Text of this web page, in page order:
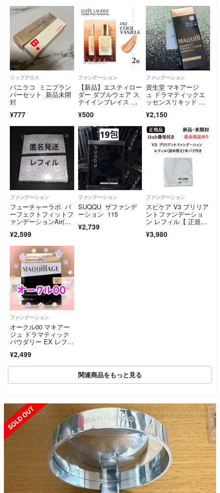
リップグロス
バニラコ ミニプラン
パーセット 新品未開
封
¥777
ファンデーション
【新品】エスティロー
ダー ダブルウェア ス
テイインプレイス メ
ファンデーション ク
ールバニラ 1ml×2枚
¥500
ファンデーション
資生堂 マキアージ
ュ ドラマティックエ
ッセンスリキッド ベ
0(25ml)
¥2,150
ファンデーション
フューチャーラボ パ
ーフェクトフィットフ
ァンデーションAir(レ
シュレ
¥2,599
ファンデーション
SUQQU ザファンデ
ーション 115
¥2,739
ファンデーション
スピケア V3 ブリリア
ントファンデーショ
ン レフィル【 正規
リアルナンバー付 QR
¥3,980
ファンデーション
オークル00 マキアー
ジュ ドラマティック
パウダリー EX レフィ
¥2,499
関連商品をもっと見る
SOLD OUT